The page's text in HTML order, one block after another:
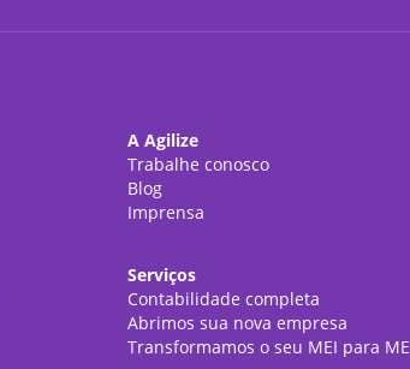
A Agilize
Trabalhe conosco
Blog
Imprensa
Serviços
Contabilidade completa
Abrimos sua nova empresa
Transformamos o seu MEI para ME